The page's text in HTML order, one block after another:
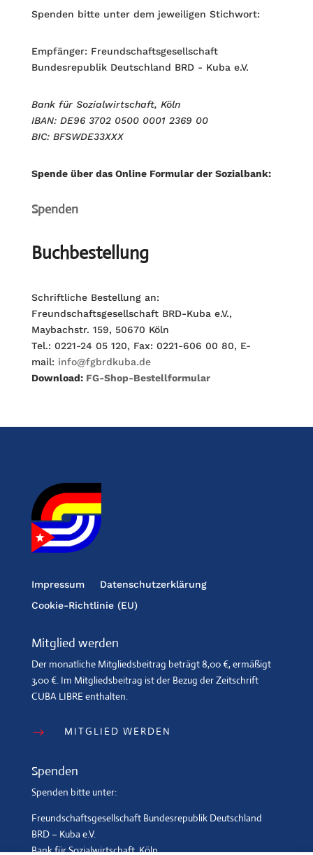
Spenden bitte unter dem jeweiligen Stichwort:
Empfänger: Freundschaftsgesellschaft
Bundesrepublik Deutschland BRD - Kuba e.V.
Bank für Sozialwirtschaft, Köln
IBAN: DE96 3702 0500 0001 2369 00
BIC: BFSWDE33XXX
Spende über das Online Formular der Sozialbank:
Spenden
Buchbestellung
Schriftliche Bestellung an:
Freundschaftsgesellschaft BRD-Kuba e.V.,
Maybachstr. 159, 50670 Köln
Tel.: 0221-24 05 120, Fax: 0221-606 00 80, E-
mail: info@fgbrdkuba.de
Download: FG-Shop-Bestellformular
Impressum
Datenschutzerklärung
Cookie-Richtlinie (EU)
Mitglied werden
Der monatliche Mitgliedsbeitrag beträgt 8,00 €, ermäßigt
3,00 €. Im Mitgliedsbeitrag ist der Bezug der Zeitschrift
CUBA LIBRE enthalten.
$ MITGLIED WERDEN
Spenden
Spenden bitte unter:
Freundschaftsgesellschaft Bundesrepublik Deutschland
BRD – Kuba e.V.
Bank für Sozialwirtschaft, Köln